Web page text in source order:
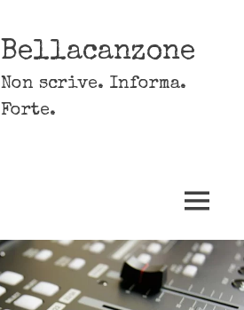
Bellacanzone
Non scrive. Informa.
Forte.
MENU